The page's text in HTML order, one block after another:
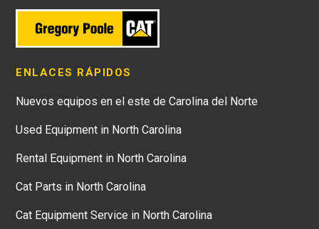
ENLACES RÁPIDOS
Nuevos equipos en el este de Carolina del Norte
Used Equipment in North Carolina
Rental Equipment in North Carolina
Cat Parts in North Carolina
Cat Equipment Service in North Carolina